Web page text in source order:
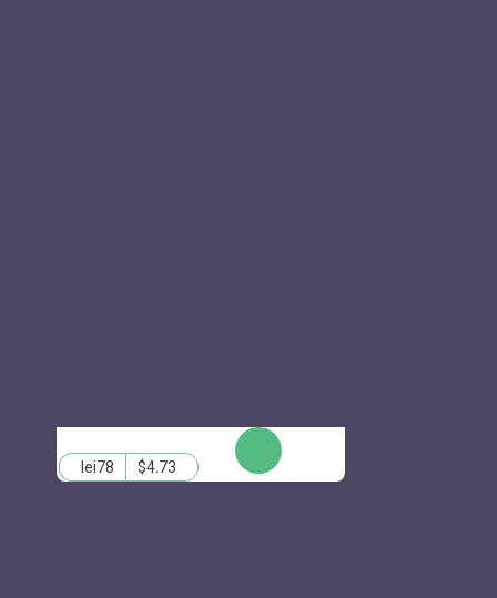
lei78 $4.73
КУПИТЬ